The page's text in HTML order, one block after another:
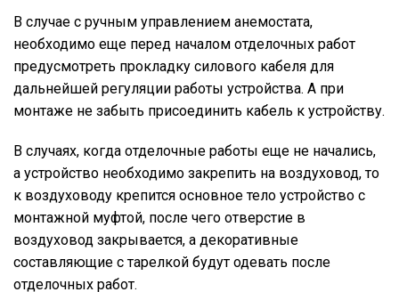
В случае с ручным управлением анемостата,
необходимо еще перед началом отделочных работ
предусмотреть прокладку силового кабеля для
дальнейшей регуляции работы устройства. А при
монтаже не забыть присоединить кабель к устройству.
В случаях, когда отделочные работы еще не начались,
а устройство необходимо закрепить на воздуховод, то
к воздуховоду крепится основное тело устройство с
монтажной муфтой, после чего отверстие в
воздуховод закрывается, а декоративные
составляющие с тарелкой будут одевать после
отделочных работ.